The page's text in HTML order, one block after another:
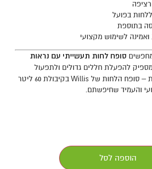
בפועל
בתוספת
לשימוש מקצועי
סופח לחות תעשייתי עם נראות
להפעלת חללים גדולים ולתפעול
יום-יומי ללא פשרות – סופח הלחות של Willis בקיבולת 60 ליטר
והעמיד שחיפשתם.
הוספה לסל